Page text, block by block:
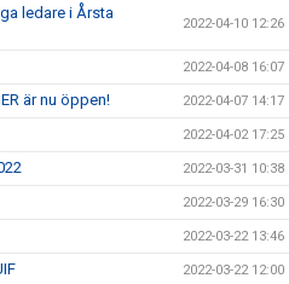
ledare i Årsta
2022-04-10 12:26
2022-04-08 16:07
är nu öppen! 2022-04-07 14:17
2022-04-02 17:25
2022-03-31 10:38
2022-03-29 16:30
2022-03-22 13:46
2022-03-22 12:00